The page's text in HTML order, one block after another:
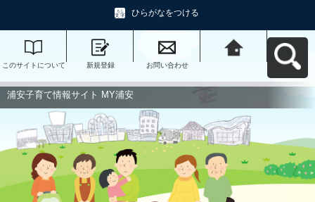
ひらがなをつける
このサイトについて 新規登録 お問い合わせ
浦安子育て情報サイト MY浦安